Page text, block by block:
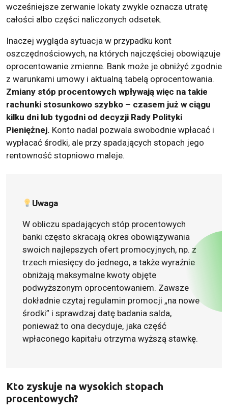
wcześniejsze zerwanie lokaty zwykle oznacza utratę
całości albo części naliczonych odsetek.
Inaczej wygląda sytuacja w przypadku kont
oszczędnościowych, na których najczęściej obowiązuje
oprocentowanie zmienne. Bank może je obniżyć zgodnie
z warunkami umowy i aktualną tabelą oprocentowania.
Zmiany stóp procentowych wpływają więc na takie
rachunki stosunkowo szybko – czasem już w ciągu
kilku dni lub tygodni od decyzji Rady Polityki
Pieniężnej. Konto nadal pozwala swobodnie wpłacać i
wypłacać środki, ale przy spadających stopach jego
rentowność stopniowo maleje.
Uwaga
W obliczu spadających stóp procentowych
banki często skracają okres obowiązywania
swoich najlepszych ofert promocyjnych, np. z
trzech miesięcy do jednego, a także wyraźnie
obniżają maksymalne kwoty objęte
podwyższonym oprocentowaniem. Zawsze
dokładnie czytaj regulamin promocji „na nowe
środki” i sprawdzaj datę badania salda,
ponieważ to ona decyduje, jaka część
wpłaconego kapitału otrzyma wyższą stawkę.
Kto zyskuje na wysokich stopach
procentowych?